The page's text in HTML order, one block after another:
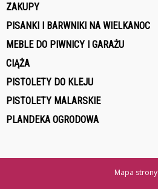
ZAKUPY
PISANKI I BARWNIKI NA WIELKANOC
MEBLE DO PIWNICY I GARAŻU
CIĄŻA
PISTOLETY DO KLEJU
PISTOLETY MALARSKIE
PLANDEKA OGRODOWA
Mapa strony